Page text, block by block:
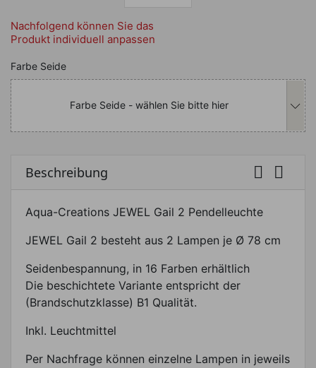
Nachfolgend können Sie das
Produkt individuell anpassen
Nachfolgend können Sie das
Farbe Seide
Farbe Seide - wählen Sie bitte hier
Beschreibung  
Aqua-Creations JEWEL Gail 2 Pendelleuchte
JEWEL Gail 2 besteht aus 2 Lampen je Ø 78 cm
Seidenbespannung, in 16 Farben erhältlich
Die beschichtete Variante entspricht der
(Brandschutzklasse) B1 Qualität.
Inkl. Leuchtmittel
Per Nachfrage können einzelne Lampen in jeweils